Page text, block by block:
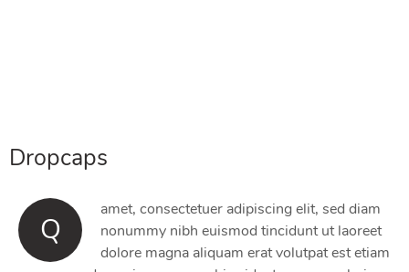
Dropcaps
Q
amet, consectetuer adipiscing elit, sed diam
nonummy nibh euismod tincidunt ut laoreet
dolore magna aliquam erat volutpat est etiam